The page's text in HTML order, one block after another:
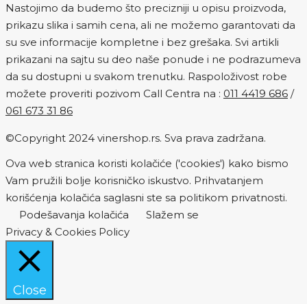
Nastojimo da budemo što precizniji u opisu proizvoda,
prikazu slika i samih cena, ali ne možemo garantovati da
su sve informacije kompletne i bez grešaka. Svi artikli
prikazani na sajtu su deo naše ponude i ne podrazumeva
da su dostupni u svakom trenutku. Raspoloživost robe
možete proveriti pozivom Call Centra na : 011 4419 686 /
061 673 31 86
©Copyright 2024 vinershop.rs. Sva prava zadržana.
Ova web stranica koristi kolačiće ('cookies') kako bismo
Vam pružili bolje korisničko iskustvo. Prihvatanjem
korišćenja kolačića saglasni ste sa politikom privatnosti.
Podešavanja kolačića
Slažem se
Privacy & Cookies Policy
Close